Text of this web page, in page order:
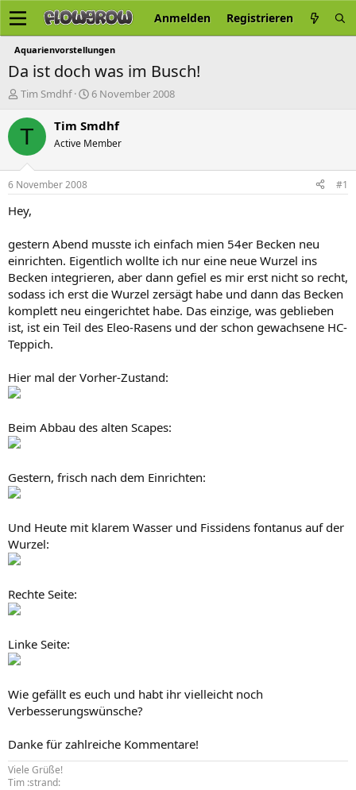
Anmelden Registrieren
Aquarienvorstellungen
Da ist doch was im Busch!
E
s
t
l
e
r
Tim Smdhf
E
s
e
t
6 November 2008
T Tim Smdhf
Active Member
6 November 2008 #1
Hey,
gestern Abend musste ich einfach mien 54er Becken neu
einrichten. Eigentlich wollte ich nur eine neue Wurzel ins
Becken integrieren, aber dann gefiel es mir erst nicht so recht,
sodass ich erst die Wurzel zersägt habe und dann das Becken
komplett neu eingerichtet habe. Das einzige, was geblieben
ist, ist ein Teil des Eleo-Rasens und der schon gewachsene HC-
Teppich.
Hier mal der Vorher-Zustand:
Beim Abbau des alten Scapes:
Gestern, frisch nach dem Einrichten:
Und Heute mit klarem Wasser und Fissidens fontanus auf der
Wurzel:
Rechte Seite:
Linke Seite:
Wie gefällt es euch und habt ihr vielleicht noch
Verbesserungswünsche?
Danke für zahlreiche Kommentare!
Viele Grüße!
Tim :strand: